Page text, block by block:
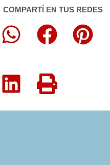
COMPARTÍ EN TUS REDES